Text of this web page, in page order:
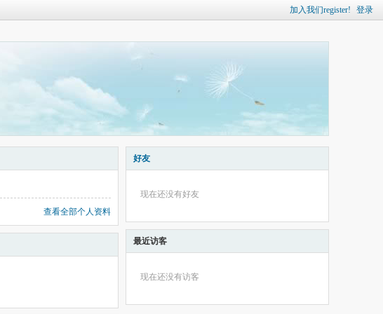
加入我们register! 登录
查看全部个人资料
好友
现在还没有好友
最近访客
现在还没有访客